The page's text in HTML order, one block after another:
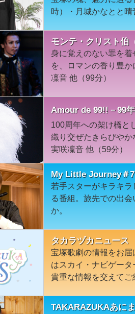
時）・月城かなとと晴
モンテ・クリスト伯
身に覚えのない罪を
を、ロマンの香り豊
凜音 他（99分）
Amour de 99!!－99年
100周年への架け橋と
織り交ぜたきらびや
実咲凜音 他（59分）
My Little Journey＃7
若手スターがキラキ
る番組。旅先での出
か。
タカラヅカニュース
宝塚歌劇の情報をお
はスカイ・ナビゲー
貴重な情報を交えてご
TAKARAZUKAあに